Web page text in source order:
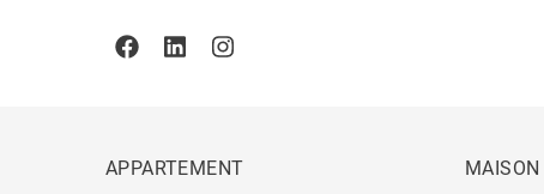
FacebookLinkedinInstagram
APPARTEMENT
MAISON